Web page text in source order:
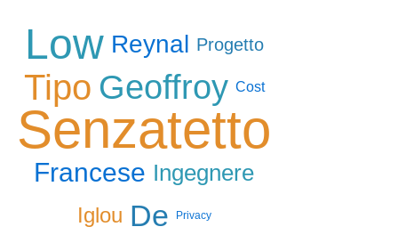
Low Reynal Progetto
Tipo Geoffroy Cost
Senzatetto
Francese Ingegnere
Iglou De Privacy